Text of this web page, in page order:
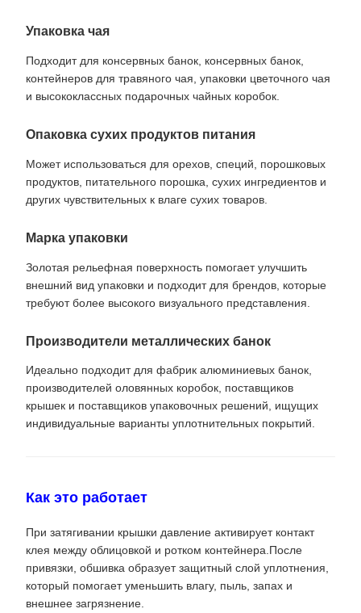
Упаковка чая
Подходит для консервных банок, консервных банок,
контейнеров для травяного чая, упаковки цветочного чая
и высококлассных подарочных чайных коробок.
Опаковка сухих продуктов питания
Может использоваться для орехов, специй, порошковых
продуктов, питательного порошка, сухих ингредиентов и
других чувствительных к влаге сухих товаров.
Марка упаковки
Золотая рельефная поверхность помогает улучшить
внешний вид упаковки и подходит для брендов, которые
требуют более высокого визуального представления.
Производители металлических банок
Идеально подходит для фабрик алюминиевых банок,
производителей оловянных коробок, поставщиков
крышек и поставщиков упаковочных решений, ищущих
индивидуальные варианты уплотнительных покрытий.
Как это работает
При затягивании крышки давление активирует контакт
клея между облицовкой и ротком контейнера.После
привязки, обшивка образует защитный слой уплотнения,
который помогает уменьшить влагу, пыль, запах и
внешнее загрязнение.